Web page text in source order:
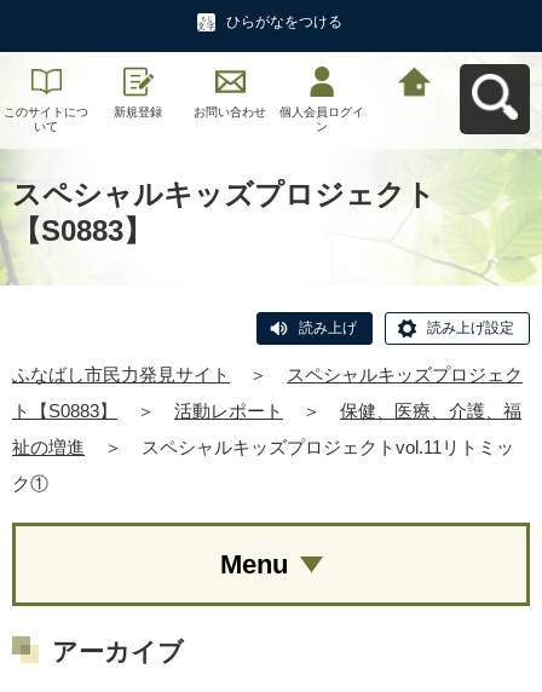
ひらがなをつける
このサイトにつ
いて
新規登録 お問い合わせ
個人会員ログイ
ン
スペシャルキッズプロジェクト
【S0883】
読み上げ 読み上げ設定
ふなばし市民力発見サイト ＞
スペシャルキッズプロジェク
ト【S0883】
＞ 活動レポート ＞
保健、医療、介護、福
祉の増進
＞
スペシャルキッズプロジェクトvol.11リトミッ
ク①
Menu
アーカイブ